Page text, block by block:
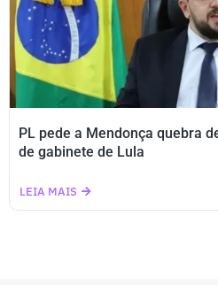
PL pede a Mendonça quebra
de gabinete de Lula
LEIA MAIS